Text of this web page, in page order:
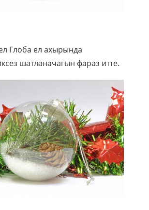
Глоба ел ахырында
шатланачагын фараз итте.